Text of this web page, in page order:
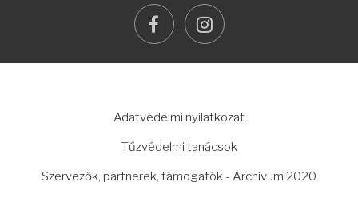
facebookinstagram
Adatvédelmi nyilatkozat
Tűzvédelmi tanácsok
Szervezők, partnerek, támogatók - Archivum 2020